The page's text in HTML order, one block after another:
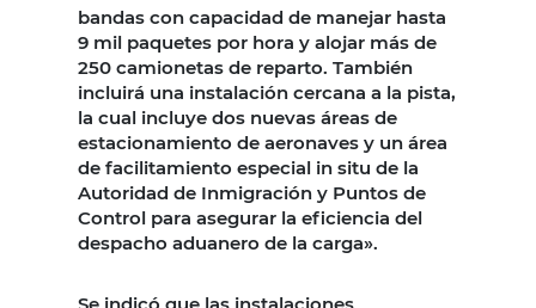
bandas con capacidad de manejar hasta
9 mil paquetes por hora y alojar más de
250 camionetas de reparto. También
incluirá una instalación cercana a la pista,
la cual incluye dos nuevas áreas de
estacionamiento de aeronaves y un área
de facilitamiento especial in situ de la
Autoridad de Inmigración y Puntos de
Control para asegurar la eficiencia del
despacho aduanero de la carga».
Se indicó que las instalaciones